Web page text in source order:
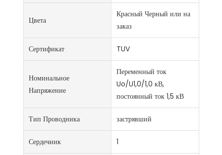
Цвета
Красный Черный или на
заказ
Сертификат TUV
Номинальное
Напряжение
Переменный ток
Uo/U1,0/1,0 кВ,
постоянный ток 1,5 кВ
Тип Проводника застрявший
Сердечник 1